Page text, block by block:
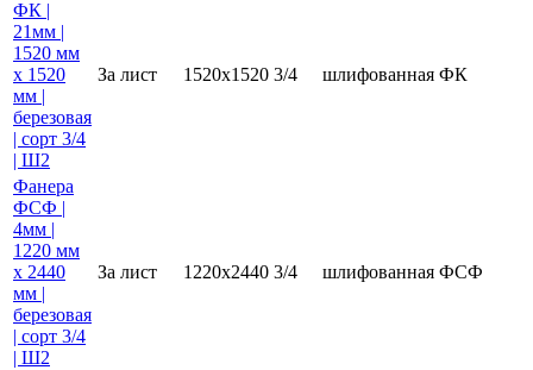
ФК |
21мм |
1520 мм
х 1520
мм |
березовая
| сорт 3/4
| Ш2
За лист 1520х1520 3/4 шлифованная ФК
Фанера
ФСФ |
4мм |
1220 мм
х 2440
мм |
березовая
| сорт 3/4
| Ш2
За лист 1220х2440 3/4 шлифованная ФСФ